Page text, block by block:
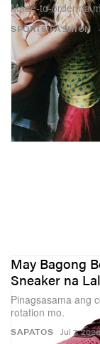
SPORTS FASHION
Made-to-order na
SAPATOS
May Bagong
Sneaker na
Pinagsasama ang
rotation mo.
Jul 7,